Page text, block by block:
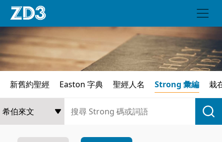
新舊約聖經 Easton 字典 聖經人名 Strong 彙編 栽